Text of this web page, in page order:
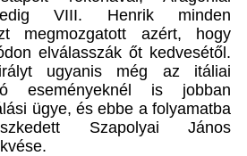
VIII. Henrik minden
megmozgatott azért, hogy
elválasszák őt kedvesétől.
ugyanis még az itáliai
eseményeknél is jobban
ügye, és ebbe a folyamatba
Szapolyai János